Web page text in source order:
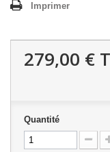
Imprimer
279,00 €
Quantité